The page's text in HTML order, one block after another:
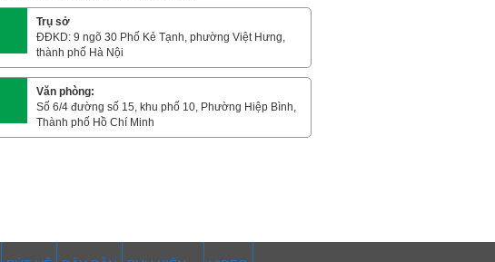
Trụ sở
ĐĐKD: 9 ngõ 30 Phố Kẻ Tạnh, phường Việt Hưng,
thành phố Hà Nội
Văn phòng:
Số 6/4 đường số 15, khu phố 10, Phường Hiệp Bình,
Thành phố Hồ Chí Minh